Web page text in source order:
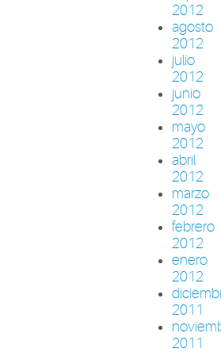
2012
agosto
2012
julio
2012
junio
2012
mayo
2012
abril
2012
marzo
2012
febrero
2012
enero
2012
2011
2011